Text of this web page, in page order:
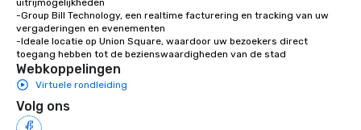
enjoy the company of
more easily. You’ll
knowing that
uitrijmogelijkheden
-Group Bill Technology, een realtime facturering en tracking van uw
vergaderingen en evenementen
-Ideale locatie op Union Square, waardoor uw bezoekers direct
toegang hebben tot de bezienswaardigheden van de stad
Webkoppelingen
Virtuele rondleiding
Volg ons